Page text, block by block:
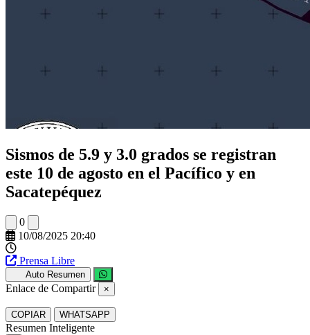
Sismos de 5.9 y 3.0 grados se registran
este 10 de agosto en el Pacífico y en
Sacatepéquez
0
10/08/2025 20:40
Prensa Libre
Auto Resumen
Enlace de Compartir ×
COPIAR WHATSAPP
Resumen Inteligente